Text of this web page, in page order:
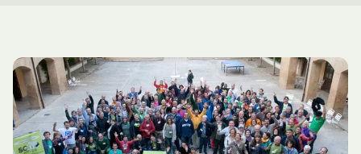
Hizkuntza: ES CA GL